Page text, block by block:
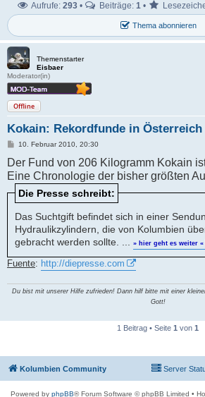
Thema abonnieren
Aufrufe: 293 • Beiträge: 1 •
Themenstarter
Eisbaer
Moderator(in)
Offline
Kokain: Rekordfunde in Österreich
B
i
t
a
10. Februar 2010, 20:30
Der Fund von 206 Kilogramm Kokain
Eine Chronologie der bisher größten
Die Presse schreibt:
Das Suchtgift befindet sich in einer
Hydraulikzylindern, die von Kolumbien
gebracht werden sollte. ...
» hier geht es weiter «
Fuente: http://diepresse.com
Du bist mit unserer Hilfe zufrieden! Dann hilf bitte mit einer
Gott!
1 Beitrag • Seite 1 von 1
Kolumbien Community Server
Powered by phpBB® Forum Software © phpBB Limited •